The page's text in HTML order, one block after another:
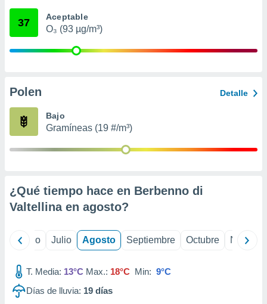
mediante
publicidad
de
37 Aceptable
O₃ (93 µg/m³)
Polen Detalle
Bajo
Gramíneas (19 #/m³)
¿Qué tiempo hace en Berbenno di
Valtellina en agosto?
Junio Julio Agosto Septiembre Octubre
T. Media: 13°C Max.: 18°C Min: 9°C
Días de lluvia: 19 días